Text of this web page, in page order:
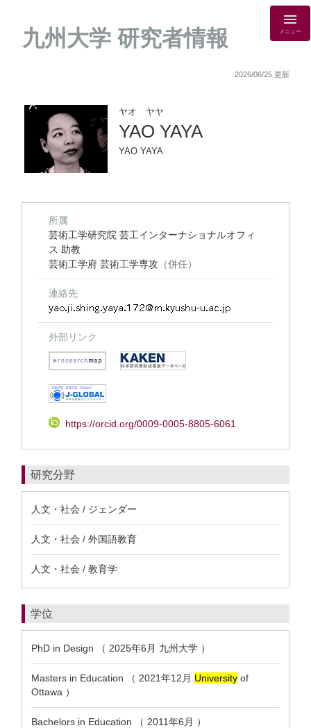
九州大学 研究者情報 メニュー
2026/06/25 更新
ヤオ ヤヤ
YAO YAYA
YAO YAYA
所属
芸術工学研究院 芸工インターナショナルオフィ
ス 助教
芸術工学府 芸術工学専攻 （併任）
連絡先
外部リンク
https://orcid.org/0009-0005-8805-6061
研究分野
人文・社会 / ジェンダー
人文・社会 / 外国語教育
人文・社会 / 教育学
学位
PhD in Design （ 2025年6月 九州大学 ）
Masters in Education （ 2021年12月 University of
Ottawa ）
Bachelors in Education （ 2011年6月 ）